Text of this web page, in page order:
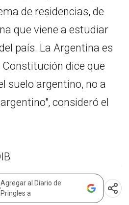
de residencias, de
que viene a estudiar
país. La Argentina es
dice que
suelo argentino, no a
consideró el
Agregar al Diario de
Pringles a